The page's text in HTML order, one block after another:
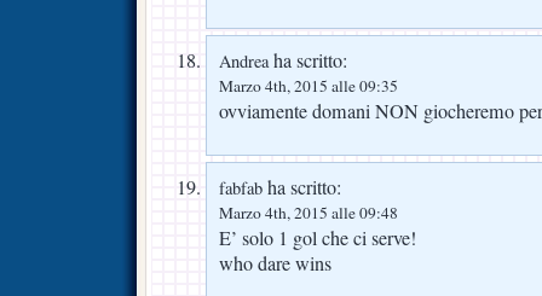
Andreaha scritto:
Marzo 4th, 2015 alle 09:35
ovviamente domani NON giocheremo
fabfab ha scritto:
Marzo 4th, 2015 alle 09:48
E’ solo 1 gol che ci serve!
who dare wins